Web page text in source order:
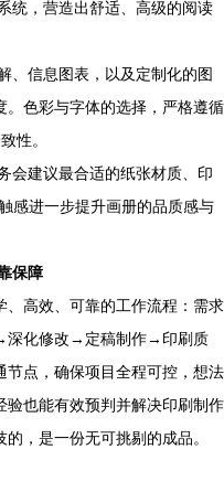
统，营造出舒适、高级的阅读
、信息图表，以及定制化的图
色彩与字体的选择，严格遵循
性。
会建议最合适的纸张材质、印
感进一步提升画册的品质感与
保障
高效、可靠的工作流程：需求
化修改→定稿制作→印刷质
点，确保项目全程可控，想法
也能有效预判并解决印刷制作
，是一份无可挑剔的成品。